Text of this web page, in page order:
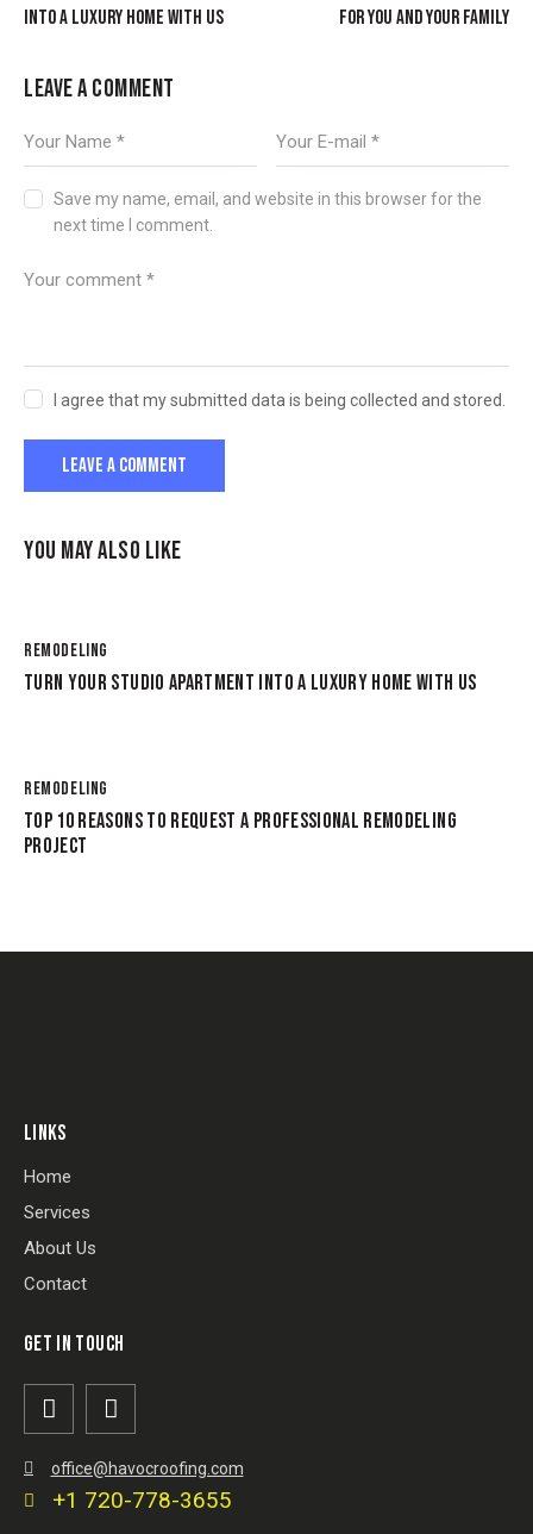
INTO A LUXURY HOME WITH US
FOR YOU AND YOUR FAMILY
LEAVE A COMMENT
Save my name, email, and website in this browser for the
next time I comment.
I agree that my submitted data is being collected and stored.
YOU MAY ALSO LIKE
REMODELING
TURN YOUR STUDIO APARTMENT INTO A LUXURY HOME WITH US
REMODELING
TOP 10 REASONS TO REQUEST A PROFESSIONAL REMODELING
PROJECT
LINKS
Home
Services
About Us
Contact
GET IN TOUCH
office@havocroofing.com
+1 720-778-3655